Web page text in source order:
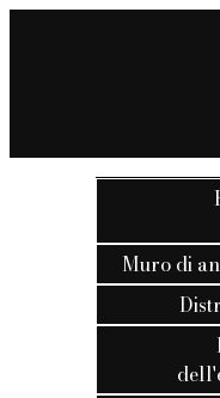
Muro di